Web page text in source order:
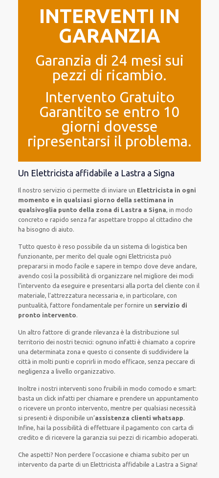
INTERVENTI IN
GARANZIA
Garanzia di 24 mesi sui
pezzi di ricambio.
Intervento Gratuito
Garantito se entro 10
giorni dovesse
ripresentarsi il problema.
Un Elettricista affidabile a Lastra a Signa
Il nostro servizio ci permette di inviare un Elettricista in ogni
momento e in qualsiasi giorno della settimana in
qualsivoglia punto della zona di Lastra a Signa, in modo
concreto e rapido senza far aspettare troppo al cittadino che
ha bisogno di aiuto.
Tutto questo è reso possibile da un sistema di logistica ben
funzionante, per merito del quale ogni Elettricista può
prepararsi in modo facile e sapere in tempo dove deve andare,
avendo così la possibilità di organizzare nel migliore dei modi
l’intervento da eseguire e presentarsi alla porta del cliente con il
materiale, l’attrezzatura necessaria e, in particolare, con
puntualità, fattore fondamentale per fornire un servizio di
pronto intervento.
Un altro fattore di grande rilevanza è la distribuzione sul
territorio dei nostri tecnici: ognuno infatti è chiamato a coprire
una determinata zona e questo ci consente di suddividere la
città in molti punti e coprirli in modo efficace, senza peccare di
negligenza a livello organizzativo.
Inoltre i nostri interventi sono fruibili in modo comodo e smart:
basta un click infatti per chiamare e prendere un appuntamento
o ricevere un pronto intervento, mentre per qualsiasi necessità
si presenti è disponibile un’assistenza clienti whatsapp.
Infine, hai la possibilità di effettuare il pagamento con carta di
credito e di ricevere la garanzia sui pezzi di ricambio adoperati.
Che aspetti? Non perdere l’occasione e chiama subito per un
intervento da parte di un Elettricista affidabile a Lastra a Signa!